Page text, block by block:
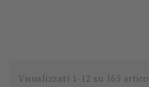
Visualizzati 1-12 su 165